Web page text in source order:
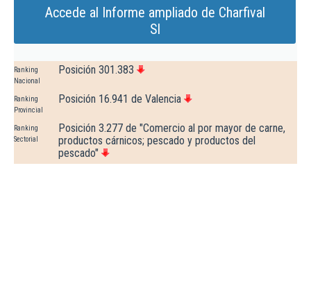
Accede al Informe ampliado de Charfival
Sl
Ranking
Nacional
Posición 301.383
Ranking
Provincial
Posición 16.941 de Valencia
Ranking
Sectorial
Posición 3.277 de "Comercio al por mayor de carne,
productos cárnicos; pescado y productos del
pescado"